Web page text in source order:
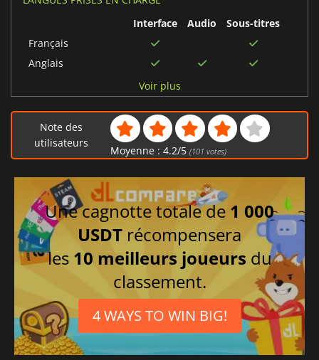
Interface
Audio
Sous-titres
Français
Anglais
Espagnol
Portugais brésilien
Polonais
Tchèque
Allemand
Chinois traditionnel
Coréen
Russe
Voir plus
Note des
utilisateurs
Moyenne : 4.2/5 (101 votes)
Une cagnotte totale de 1 000
USDT récompensera
les 10 meilleurs joueurs du
classement.
4 WAYS TO WIN BIG!